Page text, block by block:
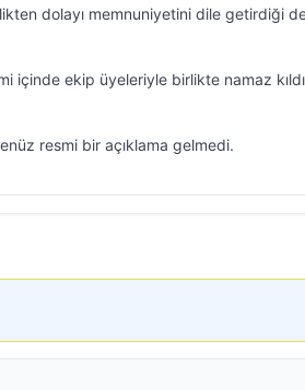
dolayı memnuniyetini dile getirdiği
içinde ekip üyeleriyle birlikte namaz
resmi bir açıklama gelmedi.